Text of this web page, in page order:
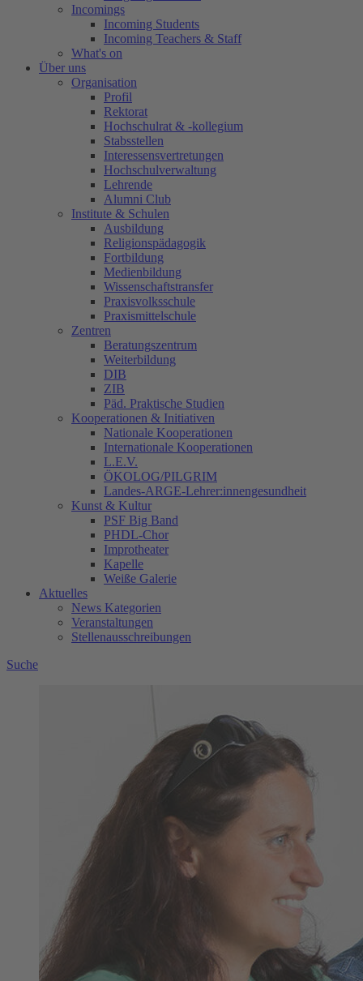
Incomings
Incoming Students
Incoming Teachers & Staff
What's on
Über uns
Organisation
Profil
Rektorat
Hochschulrat & -kollegium
Stabsstellen
Interessensvertretungen
Hochschulverwaltung
Lehrende
Alumni Club
Institute & Schulen
Ausbildung
Religionspädagogik
Fortbildung
Medienbildung
Wissenschaftstransfer
Praxisvolksschule
Praxismittelschule
Zentren
Beratungszentrum
Weiterbildung
DIB
ZIB
Päd. Praktische Studien
Kooperationen & Initiativen
Nationale Kooperationen
Internationale Kooperationen
L.E.V.
ÖKOLOG/PILGRIM
Landes-ARGE-Lehrer:innengesundheit
Kunst & Kultur
PSF Big Band
PHDL-Chor
Improtheater
Kapelle
Weiße Galerie
Aktuelles
News Kategorien
Veranstaltungen
Stellenausschreibungen
Suche